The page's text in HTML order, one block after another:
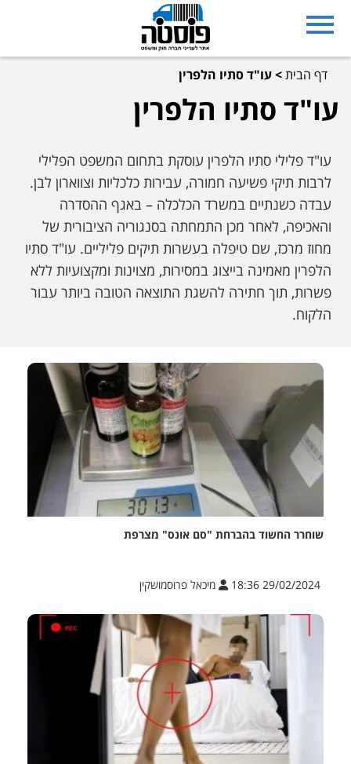
דף הבית>עו"ד סתיו הלפרין
עו"ד סתיו הלפרין
עו"ד פלילי סתיו הלפרין עוסקת בתחום המשפט הפלילי
לרבות תיקי פשיעה חמורה, עבירות כלכליות וצווארון לבן.
עבדה כשנתיים במשרד הכלכלה – באגף ההסדרה
והאכיפה, לאחר מכן התמחתה בסנגוריה הציבורית של
מחוז מרכז, שם טיפלה בעשרות תיקים פליליים. עו"ד סתיו
הלפרין מאמינה בייצוג במסירות, מצוינות ומקצועיות ללא
פשרות, תוך חתירה להשגת התוצאה הטובה ביותר עבור
הלקוח.
שוחרר החשוד בהברחת "סם אונס" מצרפת
29/02/2024 18:36 מיכאל פרוסמושקין